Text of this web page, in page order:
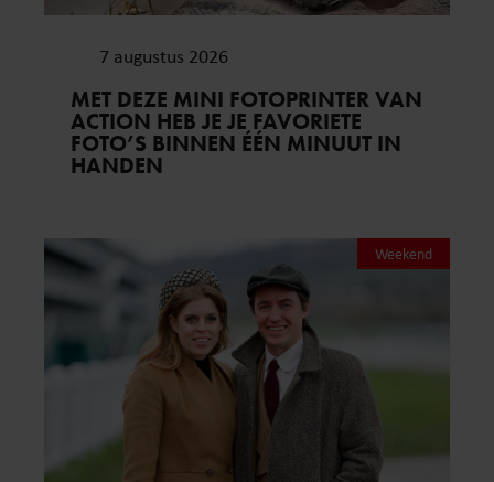
7 augustus 2026
MET DEZE MINI FOTOPRINTER VAN
ACTION HEB JE JE FAVORIETE
FOTO’S BINNEN ÉÉN MINUUT IN
HANDEN
Weekend